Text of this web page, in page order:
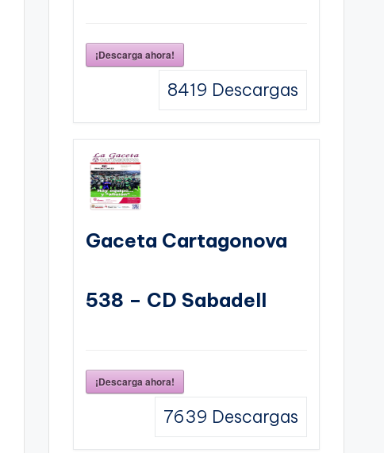
¡Descarga ahora!
8419 Descargas
Gaceta Cartagonova
538 – CD Sabadell
¡Descarga ahora!
7639 Descargas